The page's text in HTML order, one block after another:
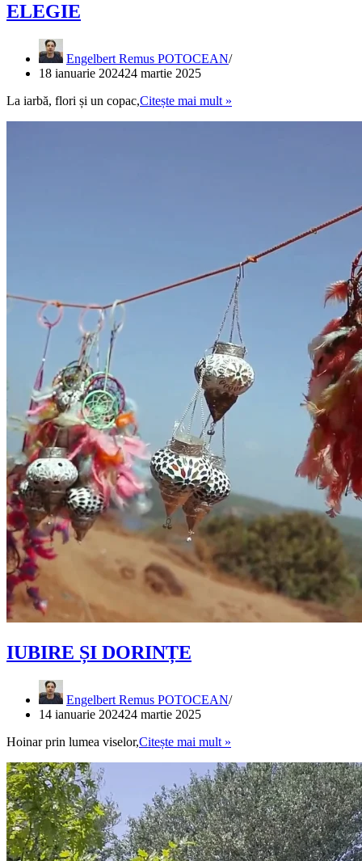
ELEGIE
Engelbert Remus POTOCEAN
18 ianuarie 202424 martie 2025
La iarbă, flori și un copac,Citește mai mult »
IUBIRE ȘI DORINȚE
Engelbert Remus POTOCEAN
14 ianuarie 202424 martie 2025
Hoinar prin lumea viselor,Citește mai mult »
DORINȚE